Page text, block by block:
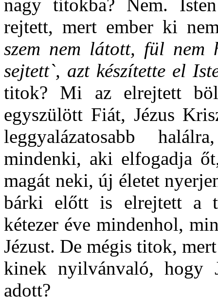
nagy titokba? Nem.
rejtett, mert ember ki
szem nem látott, fül nem
sejtett`, azt készítette el
titok? Mi az elrejtett
egyszülött Fiát, Jézus
leggyalázatosabb
mindenki, aki elfogadja
magát neki, új életet
bárki előtt is elrejtett a
kétezer éve mindenhol,
Jézust. De mégis titok,
kinek nyilvánvaló, hogy
adott?